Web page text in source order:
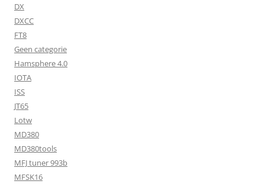
DX
DXCC
FT8
Geen categorie
Hamsphere 4.0
IOTA
ISS
JT65
Lotw
MD380
MD380tools
MFJ tuner 993b
MFSK16